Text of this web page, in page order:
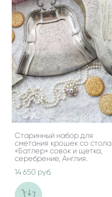
Старинный набор для
сметания крошек со стола
«Батлер» совок и щетка,
серебрение, Англия.
14 650 pуб.